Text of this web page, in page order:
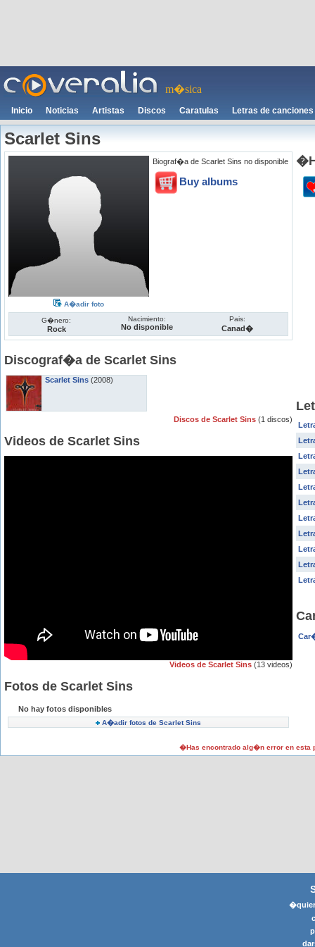
m�sica
Inicio Noticias Artistas Discos Caratulas Letras de canciones
Scarlet Sins
A�adir foto
Biograf�a de Scarlet Sins no disponible
Buy albums
G�nero:
Rock
Nacimiento:
No disponible
Pais:
Canad�
Discograf�a de Scarlet Sins
Scarlet Sins (2008)
Discos de Scarlet Sins (1 discos)
Videos de Scarlet Sins
Videos de Scarlet Sins (13 videos)
Fotos de Scarlet Sins
No hay fotos disponibles
A�adir fotos de Scarlet Sins
�Has encontrado alg�n error en esta